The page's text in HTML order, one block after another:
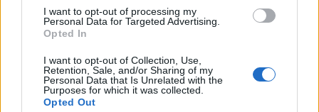
I want to opt-out of processing my
Personal Data for Targeted Advertising.
Opted In
I want to opt-out of Collection, Use,
Retention, Sale, and/or Sharing of my
Personal Data that Is Unrelated with the
Purposes for which it was collected.
Opted Out
Seppur non facciano parte del mondo della
magistratura, ma del vasto campo giuridico, si
segnalano anche gli omicidi dell’